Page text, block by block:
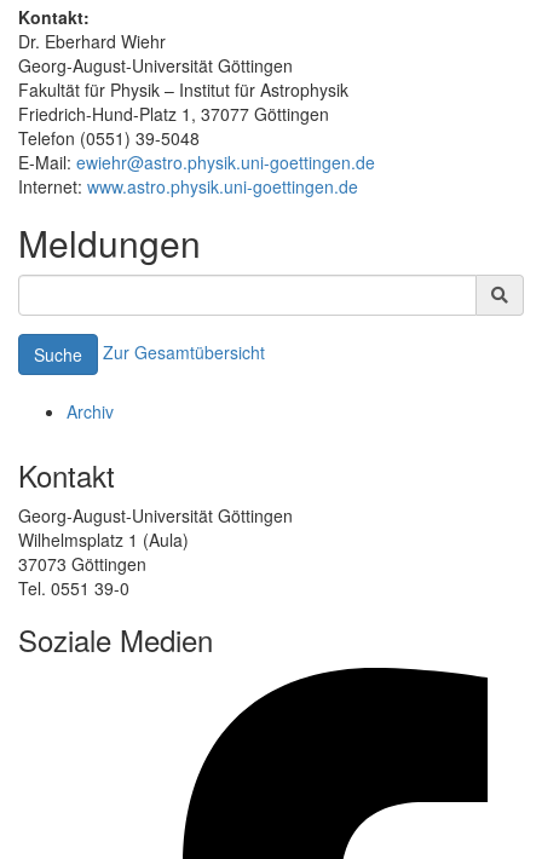
Kontakt:
Dr. Eberhard Wiehr
Georg-August-Universität Göttingen
Fakultät für Physik – Institut für Astrophysik
Friedrich-Hund-Platz 1, 37077 Göttingen
Telefon (0551) 39-5048
E-Mail: ewiehr@astro.physik.uni-goettingen.de
Internet: www.astro.physik.uni-goettingen.de
Meldungen
Suche Zur Gesamtübersicht
Archiv
Kontakt
Georg-August-Universität Göttingen
Wilhelmsplatz 1 (Aula)
37073 Göttingen
Tel. 0551 39-0
Soziale Medien